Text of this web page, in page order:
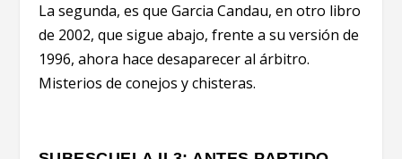
La segunda, es que Garcia Candau, en otro libro
de 2002, que sigue abajo, frente a su versión de
1996, ahora hace desaparecer al árbitro.
Misterios de conejos y chisteras.